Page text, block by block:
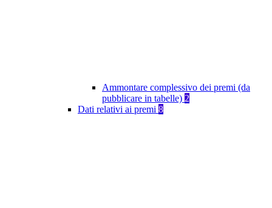
Ammontare complessivo dei premi (da
pubblicare in tabelle) 2
Dati relativi ai premi 8